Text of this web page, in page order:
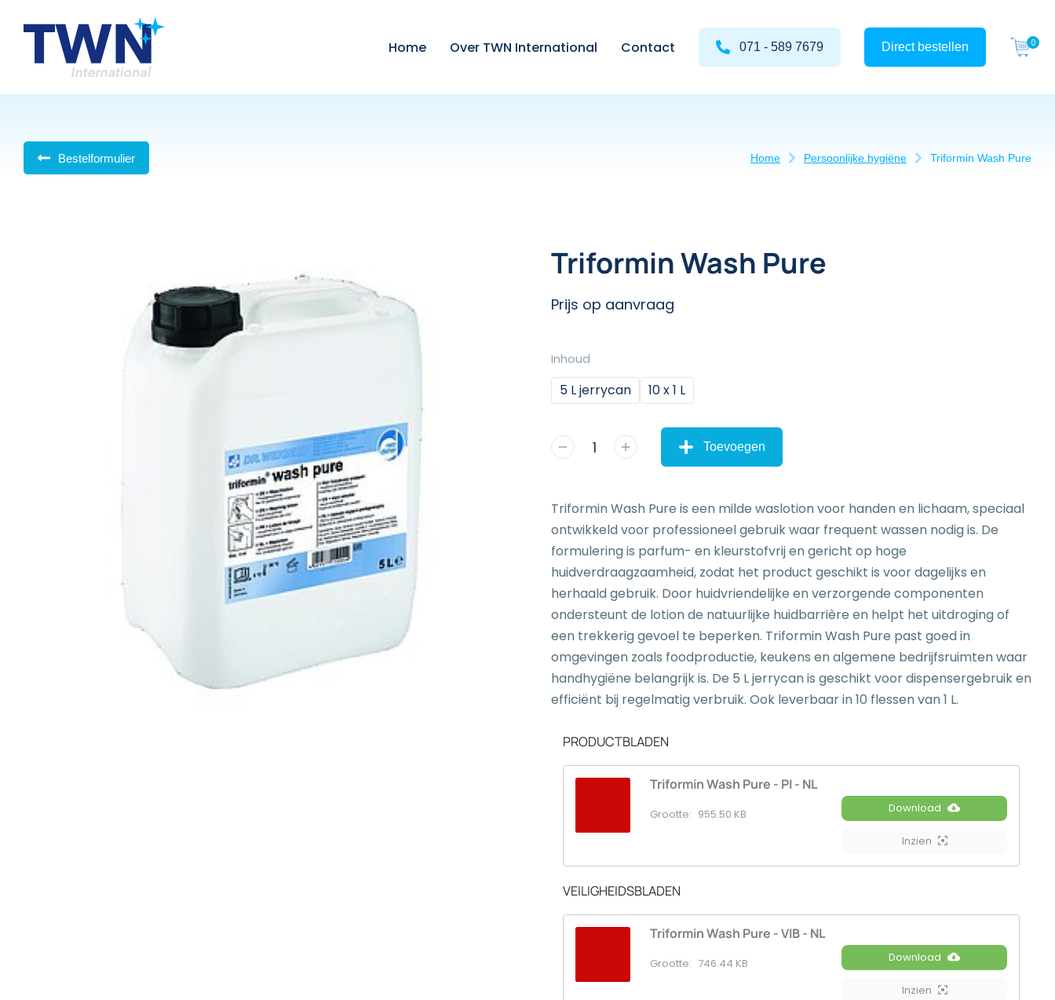
Home Over TWN International Contact 071 - 589 7679 Direct bestellen
Bestelformulier Home Persoonlijke hygiëne Triformin Wash Pure
Triformin Wash Pure
Prijs op aanvraag
Inhoud
5 L jerrycan 10 x 1 L
Toevoegen
Triformin Wash Pure is een milde waslotion voor handen en lichaam, speciaal
ontwikkeld voor professioneel gebruik waar frequent wassen nodig is. De
formulering is parfum- en kleurstofvrij en gericht op hoge
huidverdraagzaamheid, zodat het product geschikt is voor dagelijks en
herhaald gebruik. Door huidvriendelijke en verzorgende componenten
ondersteunt de lotion de natuurlijke huidbarrière en helpt het uitdroging of
een trekkerig gevoel te beperken. Triformin Wash Pure past goed in
omgevingen zoals foodproductie, keukens en algemene bedrijfsruimten waar
handhygiëne belangrijk is. De 5 L jerrycan is geschikt voor dispensergebruik en
efficiënt bij regelmatig verbruik. Ook leverbaar in 10 flessen van 1 L.
PRODUCTBLADEN
Triformin Wash Pure - PI - NL
Grootte: 955.50 KB Download
Inzien
VEILIGHEIDSBLADEN
Triformin Wash Pure - VIB - NL
Grootte: 746.44 KB Download
Inzien